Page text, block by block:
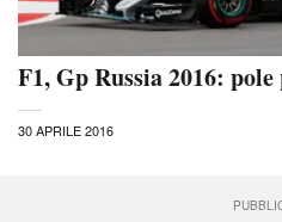
F1, Gp Russia 2016:
30 APRILE 2016